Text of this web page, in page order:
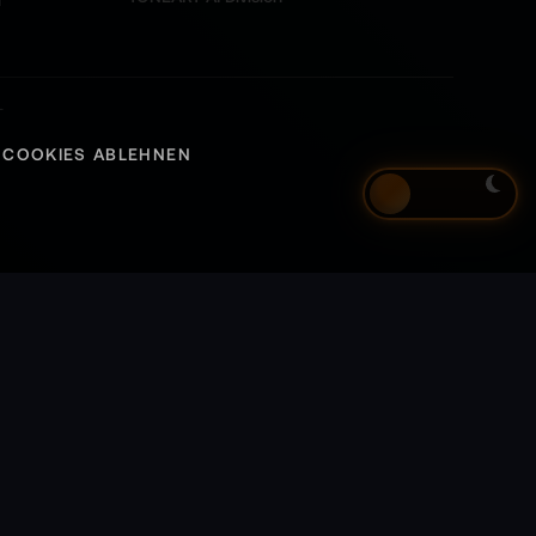
COOKIES ABLEHNEN